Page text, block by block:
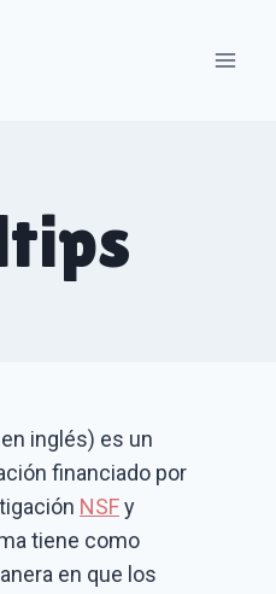
inglés) es un
financiado por
NSFy
tiene como
en que los